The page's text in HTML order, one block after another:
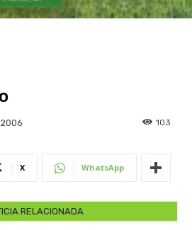
103
X WhatsApp
RELACIONADA